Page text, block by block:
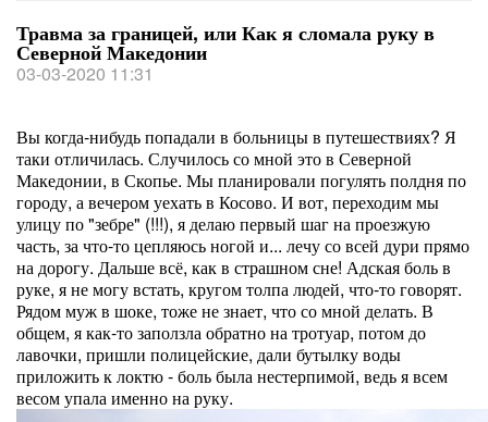
Травма за границей, или Как я сломала руку в
Северной Македонии
03-03-2020 11:31
Вы когда-нибудь попадали в больницы в путешествиях? Я
таки отличилась. Случилось со мной это в Северной
Македонии, в Скопье. Мы планировали погулять полдня по
городу, а вечером уехать в Косово. И вот, переходим мы
улицу по "зебре" (!!!), я делаю первый шаг на проезжую
часть, за что-то цепляюсь ногой и... лечу со всей дури прямо
на дорогу. Дальше всё, как в страшном сне! Адская боль в
руке, я не могу встать, кругом толпа людей, что-то говорят.
Рядом муж в шоке, тоже не знает, что со мной делать. В
общем, я как-то заползла обратно на тротуар, потом до
лавочки, пришли полицейские, дали бутылку воды
приложить к локтю - боль была нестерпимой, ведь я всем
весом упала именно на руку.